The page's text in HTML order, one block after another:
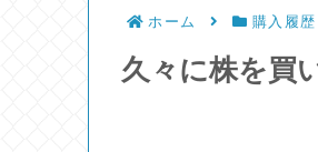
ホーム 購入履歴
久々に株を買